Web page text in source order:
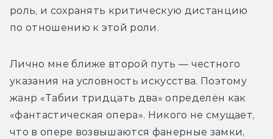
роль, и сохранять критическую дистанцию
по отношению к этой роли.
Лично мне ближе второй путь — честного
указания на условность искусства. Поэтому
жанр «Табии тридцать два» определён как
«фантастическая опера». Никого не смущает,
что в опере возвышаются фанерные замки,